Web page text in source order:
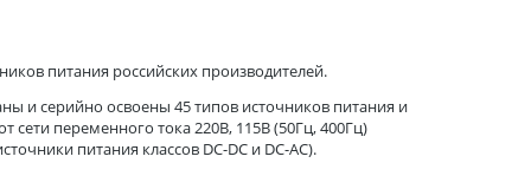
питания российских производителей.
и серийно освоены 45 типов источников питания и
переменного тока 220В, 115В (50Гц, 400Гц)
питания классов DC-DC и DC-AC).